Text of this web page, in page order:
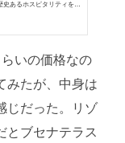
史あるホスピタリティをご
いの価格なの
みたが、中身は
じだった。リゾ
とブセナテラス